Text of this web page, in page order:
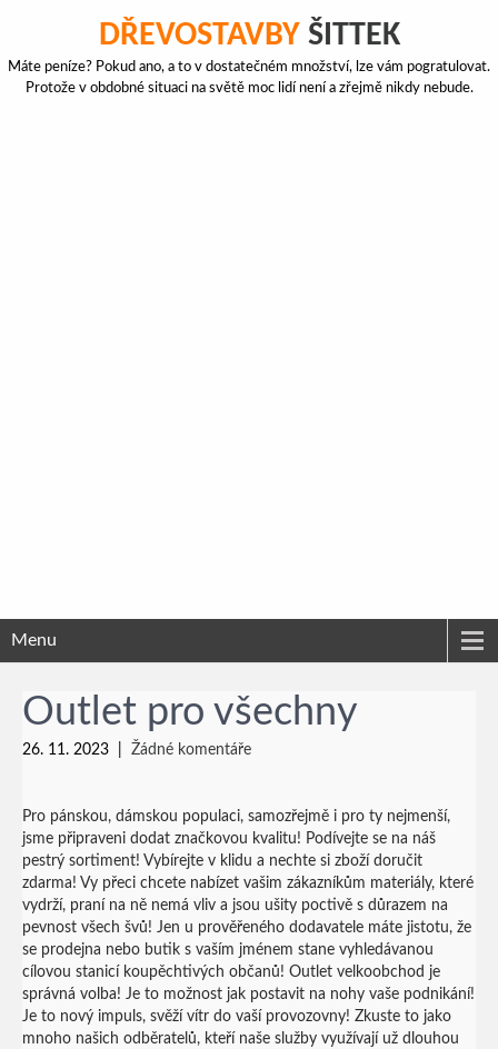
DŘEVOSTAVBY ŠITTEK
Máte peníze? Pokud ano, a to v dostatečném množství, lze vám pogratulovat.
Protože v obdobné situaci na světě moc lidí není a zřejmě nikdy nebude.
Menu
Outlet pro všechny
26. 11. 2023 Žádné komentáře
Pro pánskou, dámskou populaci, samozřejmě i pro ty nejmenší,
jsme připraveni dodat značkovou kvalitu! Podívejte se na náš
pestrý sortiment! Vybírejte v klidu a nechte si zboží doručit
zdarma! Vy přeci chcete nabízet vašim zákazníkům materiály, které
vydrží, praní na ně nemá vliv a jsou ušity poctivě s důrazem na
pevnost všech švů! Jen u prověřeného dodavatele máte jistotu, že
se prodejna nebo butik s vaším jménem stane vyhledávanou
cílovou stanicí koupěchtivých občanů! Outlet velkoobchod je
správná volba! Je to možnost jak postavit na nohy vaše podnikání!
Je to nový impuls, svěží vítr do vaší provozovny! Zkuste to jako
mnoho našich odběratelů, kteří naše služby využívají už dlouhou